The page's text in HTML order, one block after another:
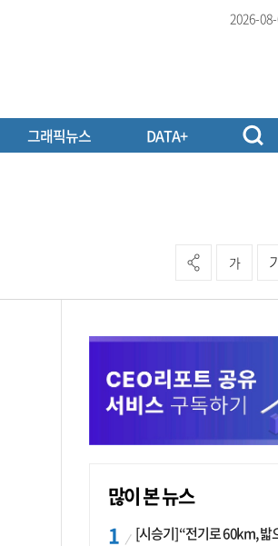
2026-
그래픽뉴스 DATA+
가
많이 본 뉴스
[시승기] “전기로 60km, 밟으면 462마력”…볼보 XC60 T8